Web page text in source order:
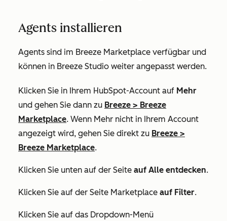
Agents installieren
Agents sind im Breeze Marketplace verfügbar und
können in Breeze Studio weiter angepasst werden.
Klicken Sie in Ihrem HubSpot-Account auf Mehr
und gehen Sie dann zu Breeze > Breeze
Marketplace. Wenn Mehr nicht in Ihrem Account
angezeigt wird, gehen Sie direkt zu Breeze >
Breeze Marketplace.
Klicken Sie unten auf der Seite auf Alle entdecken.
Klicken Sie auf der Seite Marketplace auf Filter.
Klicken Sie auf das Dropdown-Menü